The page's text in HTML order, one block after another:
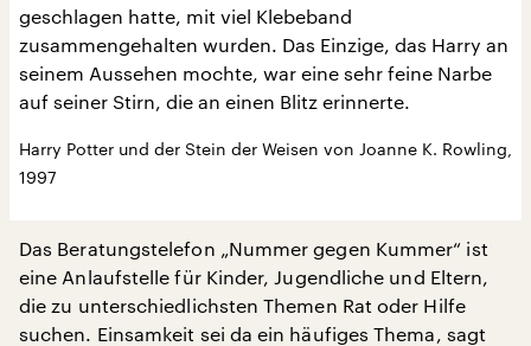
geschlagen hatte, mit viel Klebeband
zusammengehalten wurden. Das Einzige, das Harry an
seinem Aussehen mochte, war eine sehr feine Narbe
auf seiner Stirn, die an einen Blitz erinnerte.
Harry Potter und der Stein der Weisen von Joanne K. Rowling,
1997
Das Beratungstelefon „Nummer gegen Kummer“ ist
eine Anlaufstelle für Kinder, Jugendliche und Eltern,
die zu unterschiedlichsten Themen Rat oder Hilfe
suchen. Einsamkeit sei da ein häufiges Thema, sagt